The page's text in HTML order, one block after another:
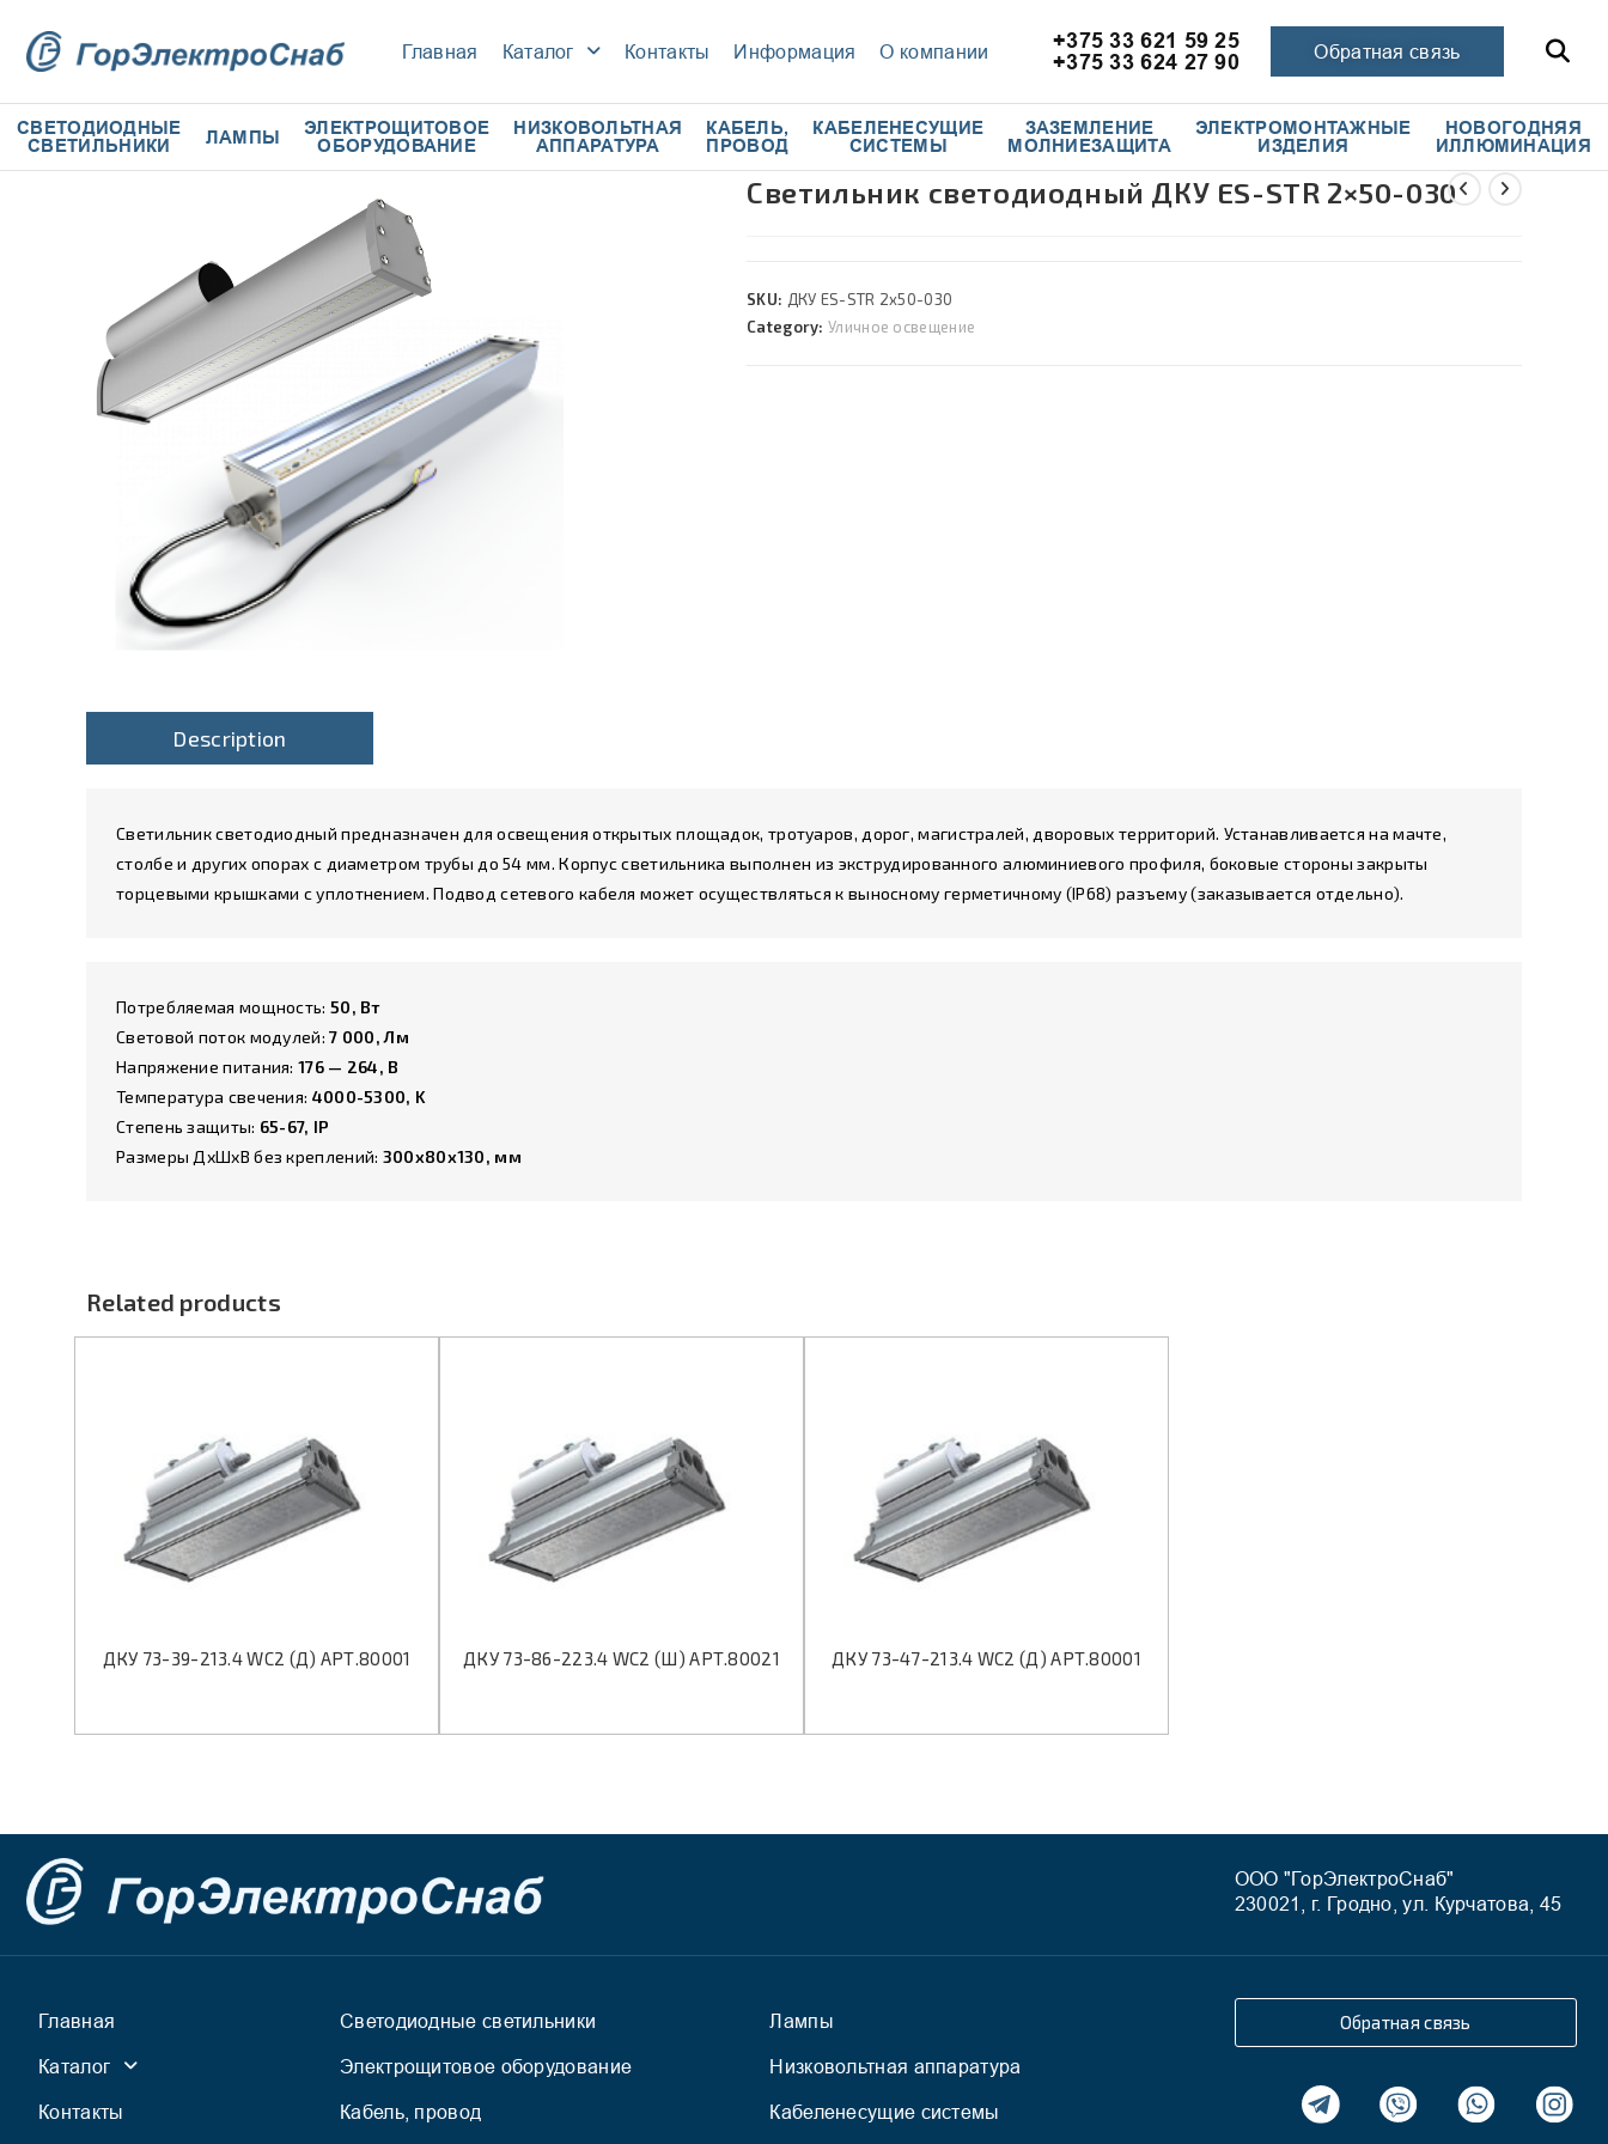
Главная Каталог Контакты Информация О компании
+375 33 621 59 25
+375 33 624 27 90
Обратная связь
СВЕТОДИОДНЫЕ
СВЕТИЛЬНИКИ
ЛАМПЫ
ЭЛЕКТРОЩИТОВОЕ
ОБОРУДОВАНИЕ
НИЗКОВОЛЬТНАЯ
АППАРАТУРА
КАБЕЛЬ,
ПРОВОД
КАБЕЛЕНЕСУЩИЕ
СИСТЕМЫ
ЗАЗЕМЛЕНИЕ
МОЛНИЕЗАЩИТА
ЭЛЕКТРОМОНТАЖНЫЕ
ИЗДЕЛИЯ
НОВОГОДНЯЯ
ИЛЛЮМИНАЦИЯ
Светильник светодиодный ДКУ ES-STR 2×50-030
SKU: ДКУ ES-STR 2x50-030
Category: Уличное освещение
Description
Cветильник светодиодный предназначен для освещения открытых площадок, тротуаров, дорог, магистралей, дворовых территорий. Устанавливается на мачте,
столбе и других опорах с диаметром трубы до 54 мм. Корпус светильника выполнен из экструдированного алюминиевого профиля, боковые стороны закрыты
торцевыми крышками с уплотнением. Подвод сетевого кабеля может осуществляться к выносному герметичному (IP68) разъему (заказывается отдельно).
Потребляемая мощность: 50, Вт
Световой поток модулей:7 000, Лм
Напряжение питания: 176 — 264, В
Температура свечения: 4000-5300, K
Степень защиты: 65-67, IP
Размеры ДхШхВ без креплений: 300х80х130, мм
Related products
ДКУ 73-39-213.4 WC2 (Д) АРТ.80001 ДКУ 73-86-223.4 WC2 (Ш) АРТ.80021 ДКУ 73-47-213.4 WC2 (Д) АРТ.80001
ООО "ГорЭлектроСнаб"
230021, г. Гродно, ул. Курчатова, 45
Главная
Каталог
Контакты
Светодиодные светильники Лампы
Электрощитовое оборудование Низковольтная аппаратура
Кабель, провод Кабеленесущие системы
Обратная связь